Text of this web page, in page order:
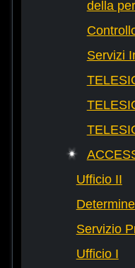
della
Servizi
Ufficio II
Servizio
Ufficio I